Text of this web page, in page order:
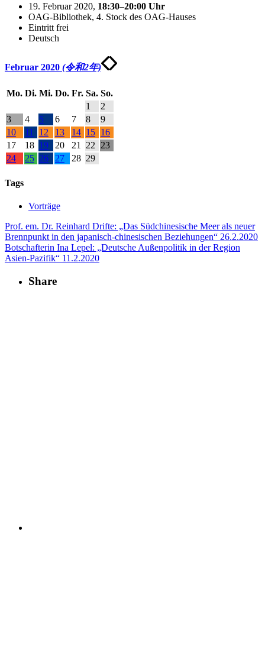
19. Februar 2020, 18:30–20:00 Uhr
OAG-Bibliothek, 4. Stock des OAG-Hauses
Eintritt frei
Deutsch
Februar 2020 (令和2年)
Mo. Di. Mi. Do. Fr. Sa. So.
1
2
3
4 5 6 7 8
9
10
11 12 13 14 15 16
17
18 19 20 21 22
23
24
25 26 27 28 29
Tags
Vorträge
Prof. em. Dr. Reinhard Drifte: „Das Südchinesische Meer als neuer
Brennpunkt in den japanisch-chinesischen Beziehungen“ 26.2.2020
Botschafterin Ina Lepel: „Deutsche Außenpolitik in der Region
Asien-Pazifik“ 11.2.2020
Share